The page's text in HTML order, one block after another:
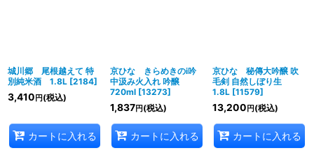
城川郷 尾根越えて 特
別純米酒 1.8L [2184]
3,410 円 (税込)
カートに入れる
京ひな きらめきのi吟
中汲み火入れ 吟醸
720ml [13273]
1,837円(税込)
カートに入れる
京ひな 秘傳大吟醸 吹
毛剣 自然しぼり生
1.8L [11579]
13,200 円(税込)
カートに入れる